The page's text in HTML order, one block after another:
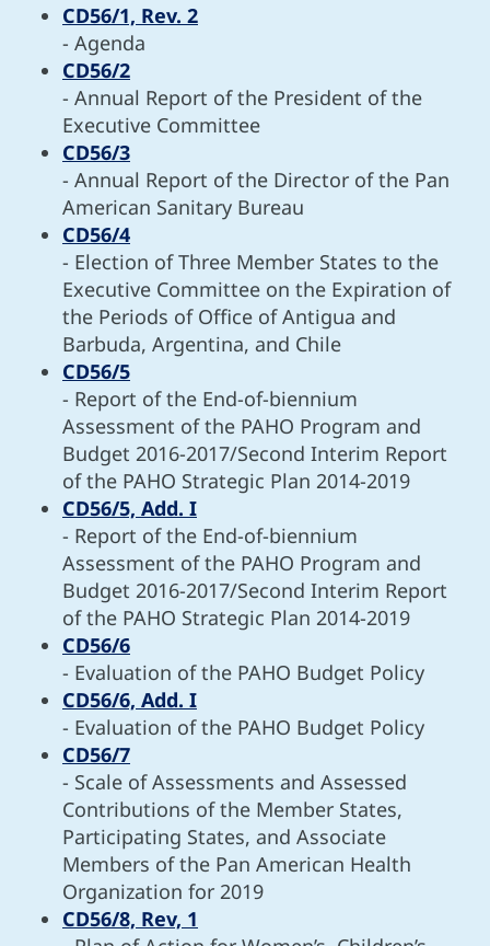
CD56/1, Rev. 2
- Agenda
CD56/2
- Annual Report of the President of the
Executive Committee
CD56/3
- Annual Report of the Director of the Pan
American Sanitary Bureau
CD56/4
- Election of Three Member States to the
Executive Committee on the Expiration of
the Periods of Office of Antigua and
Barbuda, Argentina, and Chile
CD56/5
- Report of the End-of-biennium
Assessment of the PAHO Program and
Budget 2016-2017/Second Interim Report
of the PAHO Strategic Plan 2014-2019
CD56/5, Add. I
- Report of the End-of-biennium
Assessment of the PAHO Program and
Budget 2016-2017/Second Interim Report
of the PAHO Strategic Plan 2014-2019
CD56/6
- Evaluation of the PAHO Budget Policy
CD56/6, Add. I
- Evaluation of the PAHO Budget Policy
CD56/7
- Scale of Assessments and Assessed
Contributions of the Member States,
Participating States, and Associate
Members of the Pan American Health
Organization for 2019
CD56/8, Rev, 1